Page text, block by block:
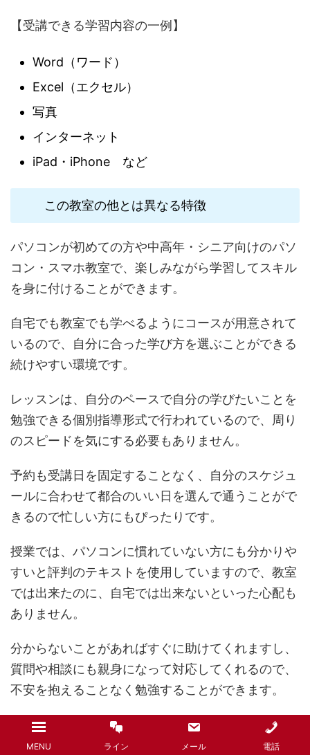
【受講できる学習内容の一例】
Word（ワード）
Excel（エクセル）
写真
インターネット
iPad・iPhone など
この教室の他とは異なる特徴
パソコンが初めての方や中高年・シニア向けのパソ
コン・スマホ教室で、楽しみながら学習してスキル
を身に付けることができます。
自宅でも教室でも学べるようにコースが用意されて
いるので、自分に合った学び方を選ぶことができる
続けやすい環境です。
レッスンは、自分のペースで自分の学びたいことを
勉強できる個別指導形式で行われているので、周り
のスピードを気にする必要もありません。
予約も受講日を固定することなく、自分のスケジュ
ールに合わせて都合のいい日を選んで通うことがで
きるので忙しい方にもぴったりです。
授業では、パソコンに慣れていない方にも分かりや
すいと評判のテキストを使用していますので、教室
では出来たのに、自宅では出来ないといった心配も
ありません。
分からないことがあればすぐに助けてくれますし、
質問や相談にも親身になって対応してくれるので、
不安を抱えることなく勉強することができます。
パソコンだけでなく、スマホやタブレットも教えて
くれるので、趣味の幅も広がり通うのが楽しくなる
MENU ライン メール 電話